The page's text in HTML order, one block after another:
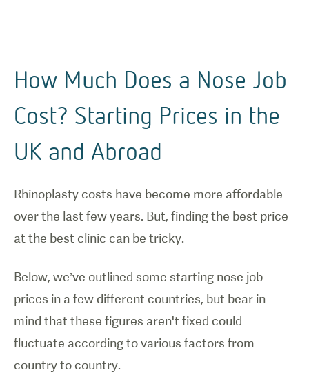
How Much Does a Nose Job
Cost? Starting Prices in the
UK and Abroad
Rhinoplasty costs have become more affordable
over the last few years. But, finding the best price
at the best clinic can be tricky.
Below, we’ve outlined some starting nose job
prices in a few different countries, but bear in
mind that these figures aren't fixed could
fluctuate according to various factors from
country to country.